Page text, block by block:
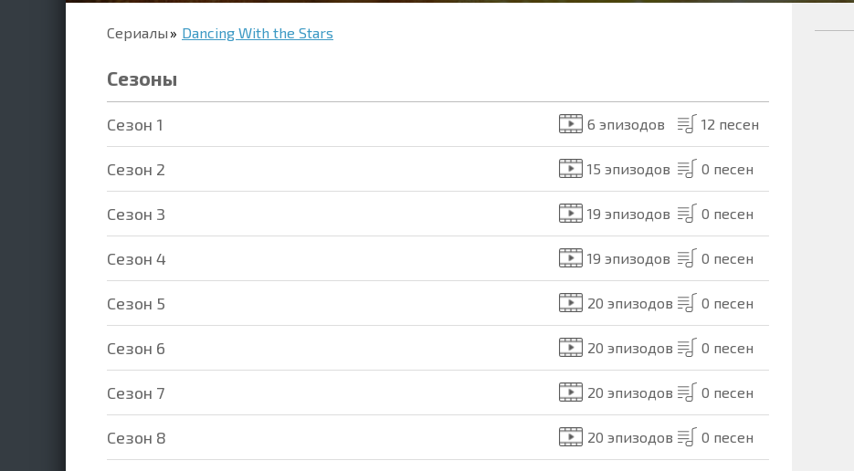
Сериалы Dancing With the Stars
Сезоны
Cезон 1 6 эпизодов 12 песен
Cезон 2 15 эпизодов 0 песен
Cезон 3 19 эпизодов 0 песен
Cезон 4 19 эпизодов 0 песен
Cезон 5 20 эпизодов 0 песен
Cезон 6 20 эпизодов 0 песен
Cезон 7 20 эпизодов 0 песен
Cезон 8 20 эпизодов 0 песен